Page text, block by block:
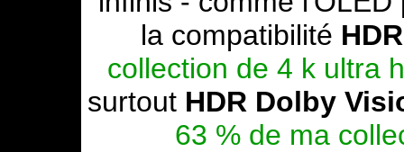
la compatibilité
collection de 4 k ultra
surtout HDR Dolby
63 % de ma